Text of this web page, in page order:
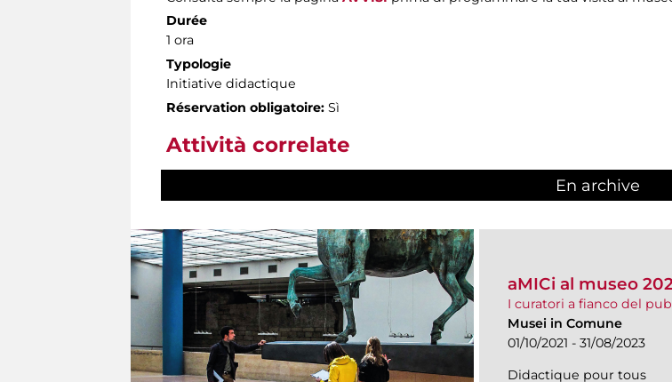
Durée
1 ora
Typologie
Initiative didactique
Réservation obligatoire: Sì
Attività correlate
En archive
aMICi al museo
I curatori a fianco del
Musei in Comune
01/10/2021 - 31/08/2023
Didactique pour tous